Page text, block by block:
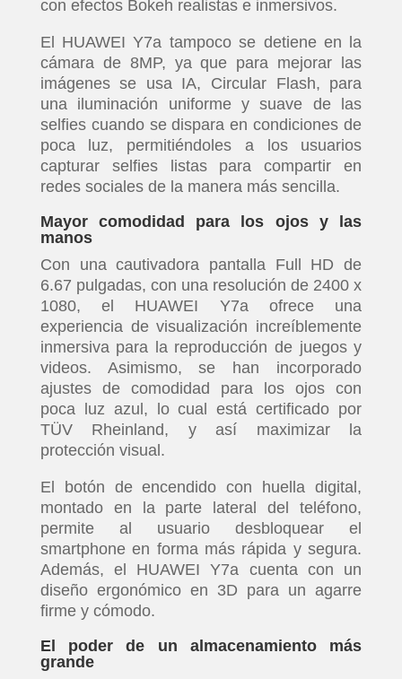
con efectos Bokeh realistas e inmersivos.
El HUAWEI Y7a tampoco se detiene en la
cámara de 8MP, ya que para mejorar las
imágenes se usa IA, Circular Flash, para
una iluminación uniforme y suave de las
selfies cuando se dispara en condiciones de
poca luz, permitiéndoles a los usuarios
capturar selfies listas para compartir en
redes sociales de la manera más sencilla.
Mayor comodidad para los ojos y las
manos
Con una cautivadora pantalla Full HD de
6.67 pulgadas, con una resolución de 2400 x
1080, el HUAWEI Y7a ofrece una
experiencia de visualización increíblemente
inmersiva para la reproducción de juegos y
videos. Asimismo, se han incorporado
ajustes de comodidad para los ojos con
poca luz azul, lo cual está certificado por
TÜV Rheinland, y así maximizar la
protección visual.
El botón de encendido con huella digital,
montado en la parte lateral del teléfono,
permite al usuario desbloquear el
smartphone en forma más rápida y segura.
Además, el HUAWEI Y7a cuenta con un
diseño ergonómico en 3D para un agarre
firme y cómodo.
El poder de un almacenamiento más
grande